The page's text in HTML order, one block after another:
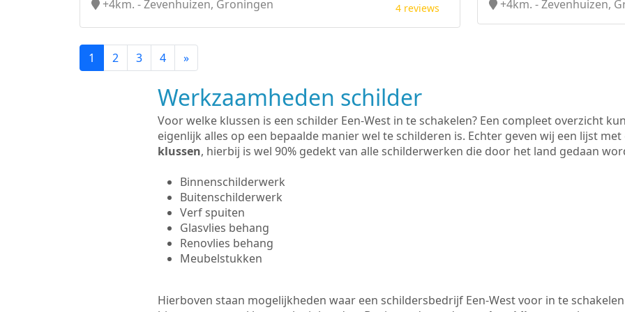
+4km. - Zevenhuizen, Groningen 4 reviews +4km. - Zevenhuizen,
1 2 3 4 »
Werkzaamheden schilder
Voor welke klussen is een schilder Een-West in te schakelen? Een compleet overzicht
eigenlijk alles op een bepaalde manier wel te schilderen is. Echter geven wij een lijst
klussen, hierbij is wel 90% gedekt van alle schilderwerken die door het land gedaan
Binnenschilderwerk
Buitenschilderwerk
Verf spuiten
Glasvlies behang
Renovlies behang
Meubelstukken
Hierboven staan mogelijkheden waar een schildersbedrijf Een-West voor in te